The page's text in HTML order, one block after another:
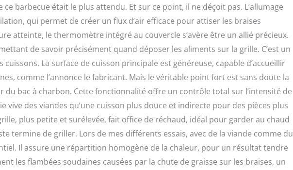
ce barbecue était le plus attendu. Et sur ce point, il ne déçoit pas. L’allumage
qui permet de créer un flux d’air efficace pour attiser les braises
atteinte, le thermomètre intégré au couvercle s’avère être un allié précieux.
de savoir précisément quand déposer les aliments sur la grille. C’est un
La surface de cuisson principale est généreuse, capable d’accueillir
comme l’annonce le fabricant. Mais le véritable point fort est sans doute la
du bac à charbon. Cette fonctionnalité offre un contrôle total sur l’intensité de
vive des viandes qu’une cuisson plus douce et indirecte pour des pièces plus
plus petite et surélevée, fait office de réchaud, idéal pour garder au chaud
termine de griller. Lors de mes différents essais, avec de la viande comme du
Il assure une répartition homogène de la chaleur, pour un résultat tendre
les flambées soudaines causées par la chute de graisse sur les braises, un